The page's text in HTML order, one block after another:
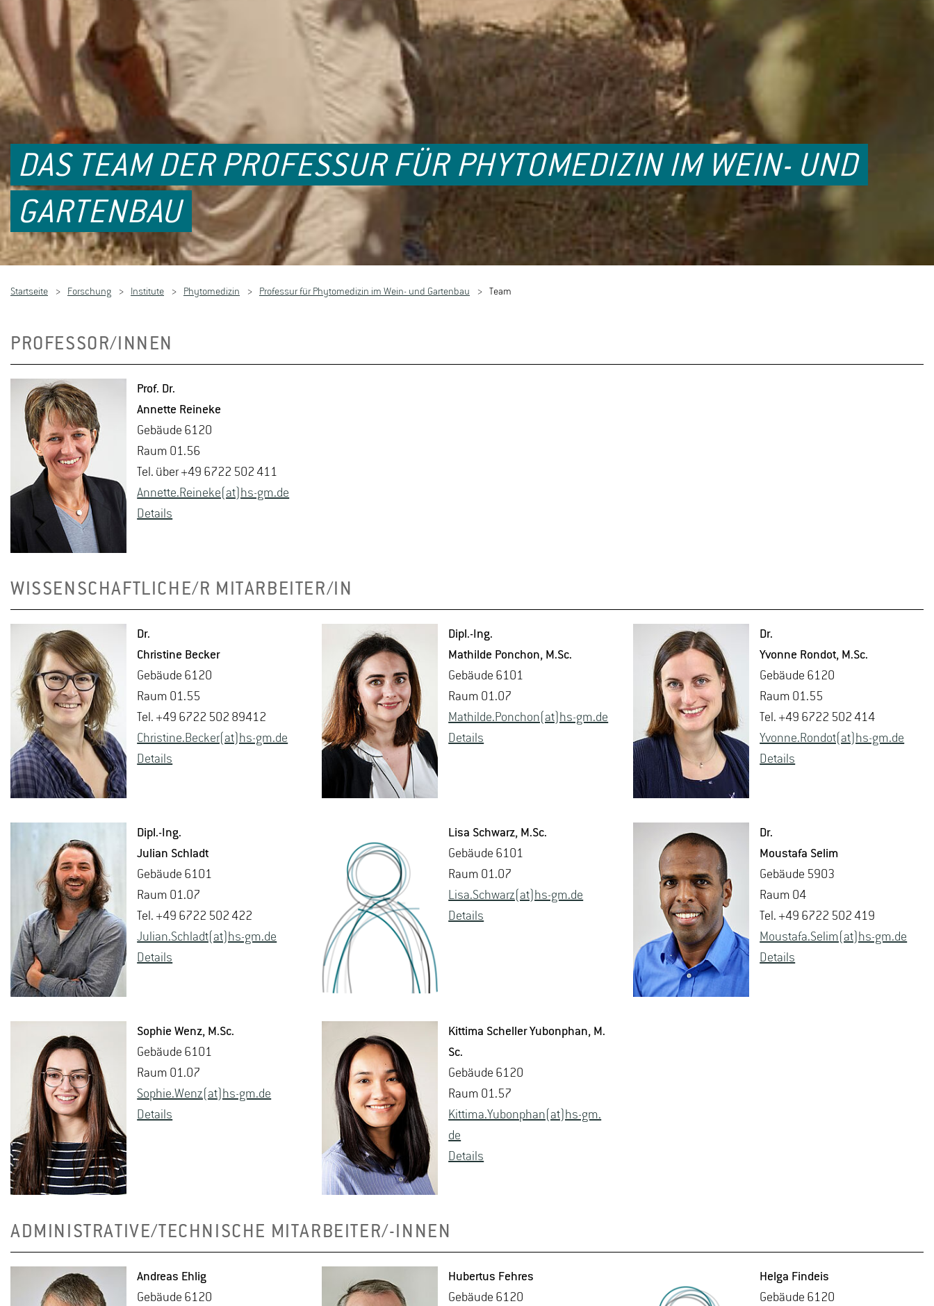
DAS TEAM DER PROFESSUR FÜR PHYTOMEDIZIN IM WEIN- UND
GARTENBAU
Startseite Forschung Institute Phytomedizin Professur für Phytomedizin im Wein- und Gartenbau Team
PROFESSOR/INNEN
Prof. Dr.
An­net­te Rei­ne­ke
Ge­bäu­de 6120
Raum 01.56
Tel. über +49 6722 502 411
An­net­te.Rei­ne­ke(at)hs-​gm.​de
De­tails
WISSENSCHAFTLICHE/R MITARBEITER/IN
Dr.
Chris­ti­ne Be­cker
Ge­bäu­de 6120
Raum 01.55
Tel. +49 6722 502 89412
Chris­ti­ne.Be­cker(at)hs-​gm.​de
De­tails
Dipl.-Ing.
Mat­hil­de Pon­chon, M.​Sc.
Ge­bäu­de 6101
Raum 01.07
Mat­hil­de.Pon­chon(at)hs-​gm.​de
De­tails
Dr.
Yvon­ne Ron­dot, M.​Sc.
Ge­bäu­de 6120
Raum 01.55
Tel. +49 6722 502 414
Yvon­ne.Ron­dot(at)hs-​gm.​de
De­tails
Dipl.-Ing.
Ju­li­an Schladt
Ge­bäu­de 6101
Raum 01.07
Tel. +49 6722 502 422
Ju­li­an.Schladt(at)hs-​gm.​de
De­tails
Lisa Schwarz, M.​Sc.
Ge­bäu­de 6101
Raum 01.07
Lisa.​Schwarz(at)hs-​gm.​de
De­tails
Dr.
Mousta­fa Selim
Ge­bäu­de 5903
Raum 04
Tel. +49 6722 502 419
Mousta­fa.Selim(at)hs-​gm.​de
De­tails
So­phie Wenz, M.​Sc.
Ge­bäu­de 6101
Raum 01.07
So­phie.Wenz(at)hs-​gm.​de
De­tails
Kit­ti­ma Schel­ler Yu­bon­phan, M.​
Sc.
Ge­bäu­de 6120
Raum 01.57
Kit­ti­ma.Yu­bon­phan(at)hs-​gm.​
de
De­tails
ADMINISTRATIVE/TECHNISCHE MITARBEITER/-INNEN
An­dre­as Ehlig
Ge­bäu­de 6120
Hu­ber­tus Feh­res
Ge­bäu­de 6120
Helga Find­eis
Ge­bäu­de 6120